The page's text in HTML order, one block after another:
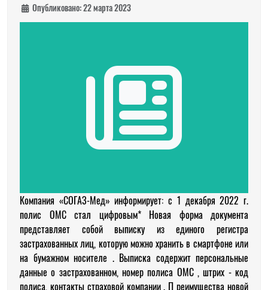
Опубликовано: 22 марта 2023
Компания «СОГАЗ-Мед» информирует: с 1 декабря 2022 г.
полис ОМС стал цифровым* Новая форма документа
представляет собой выписку из единого регистра
застрахованных лиц, которую можно хранить в смартфоне или
на бумажном носителе . Выписка содержит персональные
данные о застрахованном, номер полиса ОМС , штрих - код
полиса, контакты страховой компании . П реимущества новой